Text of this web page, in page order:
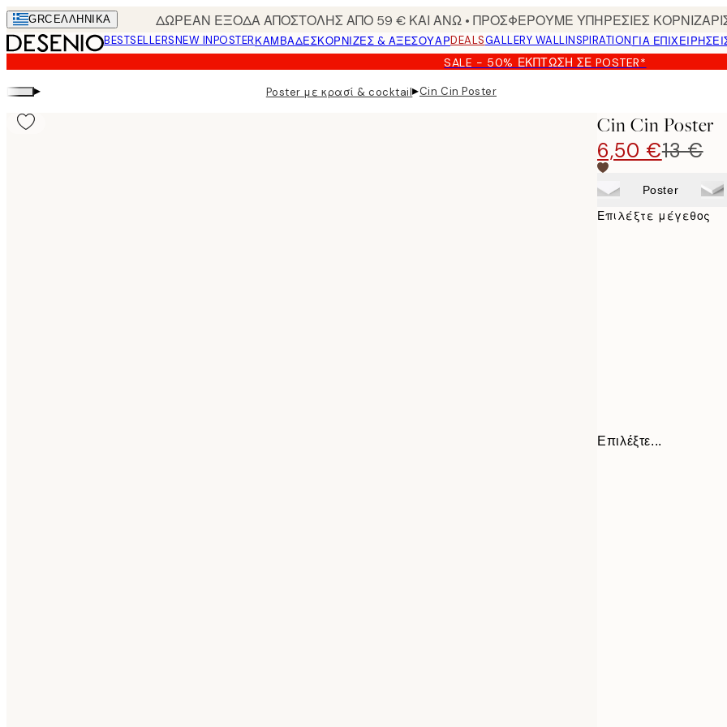
Skip
to
main
content.
GRC ΕΛΛΗΝΙΚΆ ΔΩΡΕΑΝ ΕΞΟΔΑ ΑΠΟΣΤΟΛΗΣ ΑΠΟ 59 € ΚΑΙ ΑΝΩ • ΠΡΟΣΦΕΡΟΥΜΕ ΥΠΗΡΕΣΙΕΣ
BESTSELLERSNEW INPOSTERΚΑΜΒΆΔΕΣΚΟΡΝΊΖΕΣ & ΑΞΕΣΟΥΆΡDEALSGALLERY WALLINSPIRATIONΓΙΑ
SALE - 50% ΈΚΠΤΩΣΗ ΣΕ POSTER*
▸ Poster με κρασί & cocktail▸Cin Cin Poster
Cin Cin Poster
6,50 €13 €
Poster
Επιλέξτε μέγεθος
Επιλέξτε...